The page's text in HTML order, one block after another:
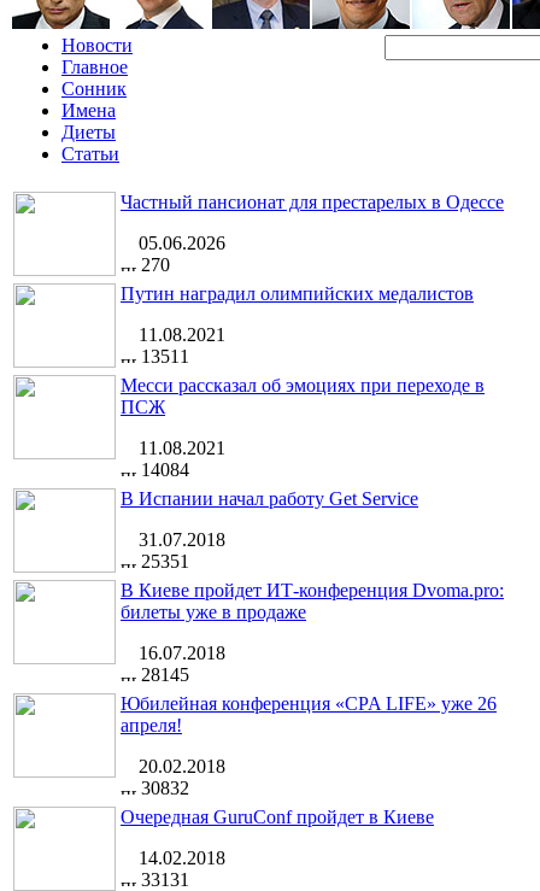
Новости
Главное
Сонник
Имена
Диеты
Статьи
Частный пансионат для престарелых в Одессе
05.06.2026
270
Путин наградил олимпийских медалистов
11.08.2021
13511
Месси рассказал об эмоциях при переходе в
ПСЖ
11.08.2021
14084
В Испании начал работу Get Service
31.07.2018
25351
В Киеве пройдет ИТ-конференция Dvoma.pro:
билеты уже в продаже
16.07.2018
28145
Юбилейная конференция «CPA LIFE» уже 26
апреля!
20.02.2018
30832
Очередная GuruConf пройдет в Киеве
14.02.2018
33131